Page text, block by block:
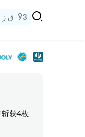
ق ز ЎЗ
斩获4枚